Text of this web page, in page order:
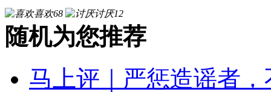
喜欢68 讨厌12
随机为您推荐
马上评｜严惩造谣者